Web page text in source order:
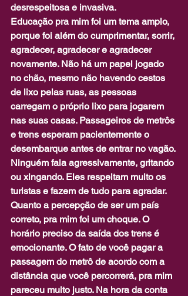
desrespeitosa e invasiva.
Educação pra mim foi um tema amplo,
porque foi além do cumprimentar, sorrir,
agradecer, agradecer e agradecer
novamente. Não há um papel jogado
no chão, mesmo não havendo cestos
de lixo pelas ruas, as pessoas
carregam o próprio lixo para jogarem
nas suas casas. Passageiros de metrôs
e trens esperam pacientemente o
desembarque antes de entrar no vagão.
Ninguém fala agressivamente, gritando
ou xingando. Eles respeitam muito os
turistas e fazem de tudo para agradar.
Quanto a percepção de ser um país
correto, pra mim foi um choque. O
horário preciso da saída dos trens é
emocionante. O fato de você pagar a
passagem do metrô de acordo com a
distância que você percorrerá, pra mim
pareceu muito justo. Na hora da conta